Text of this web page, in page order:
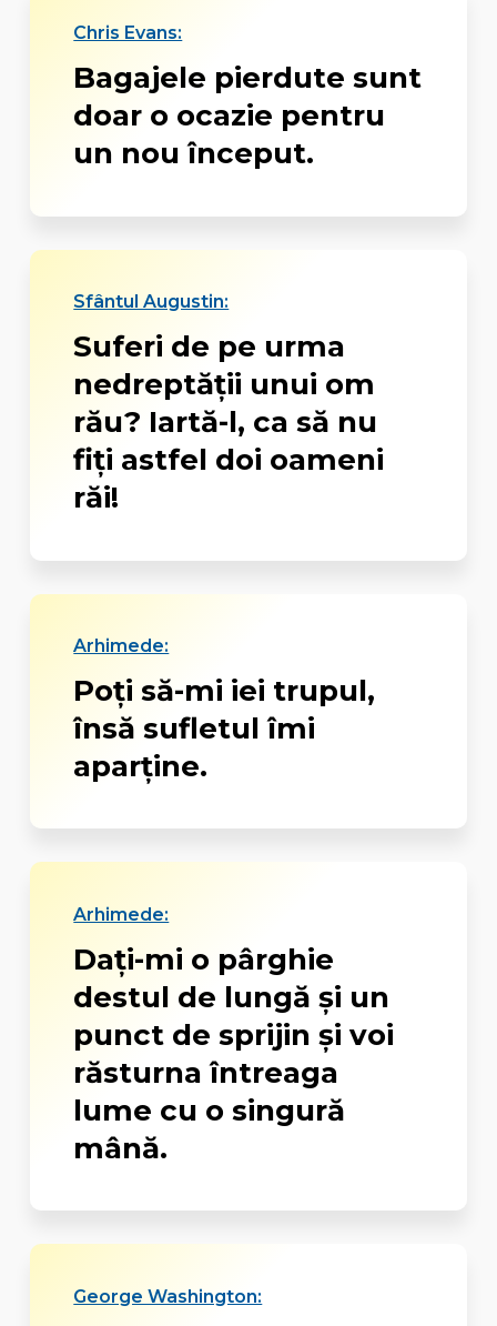
Chris Evans:
Bagajele pierdute sunt
doar o ocazie pentru
un nou început.
Sfântul Augustin:
Suferi de pe urma
nedreptăţii unui om
rău? Iartă-l, ca să nu
fiţi astfel doi oameni
răi!
Arhimede:
Poţi să-mi iei trupul,
însă sufletul îmi
aparţine.
Arhimede:
Daţi-mi o pârghie
destul de lungă şi un
punct de sprijin şi voi
răsturna întreaga
lume cu o singură
mână.
George Washington: